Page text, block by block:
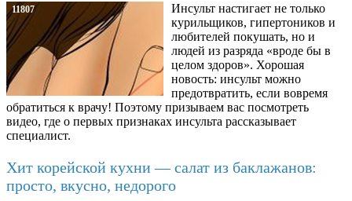
11807
Инсульт настигает не только
курильщиков, гипертоников и
любителей покушать, но и
людей из разряда «вроде бы в
целом здоров». Хорошая
новость: инсульт можно
предотвратить, если вовремя
обратиться к врачу! Поэтому призываем вас посмотреть
видео, где о первых признаках инсульта рассказывает
специалист.
Хит корейской кухни — салат из баклажанов:
просто, вкусно, недорого